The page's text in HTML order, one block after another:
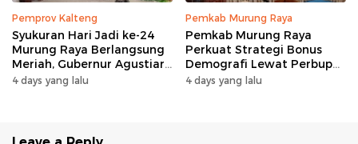
Pemprov Kalteng
Syukuran Hari Jadi ke-24
Murung Raya Berlangsung
Meriah, Gubernur Agustiar
Sabran Hibur Masyarakat
4 days yang lalu
Pemkab Murung Raya
Pemkab Murung Raya
Perkuat Strategi Bonus
Demografi Lewat Perbup
Nomor 14 Tahun 2026
4 days yang lalu